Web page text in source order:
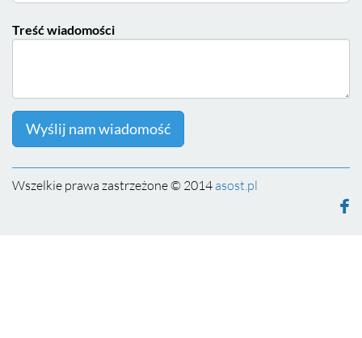
Treść wiadomości
Wyślij nam wiadomość
Wszelkie prawa zastrzeżone © 2014 asost.pl